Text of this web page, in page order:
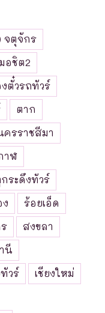
จตุจักร
อชิต2
ตั๋วรถทัวร์
ตาก
ครราชสีมา
าฬ
ระดึงทัวร์
ง
ร้อยเอ็ด
สงขลา
นี
วร์
เชียงใหม่